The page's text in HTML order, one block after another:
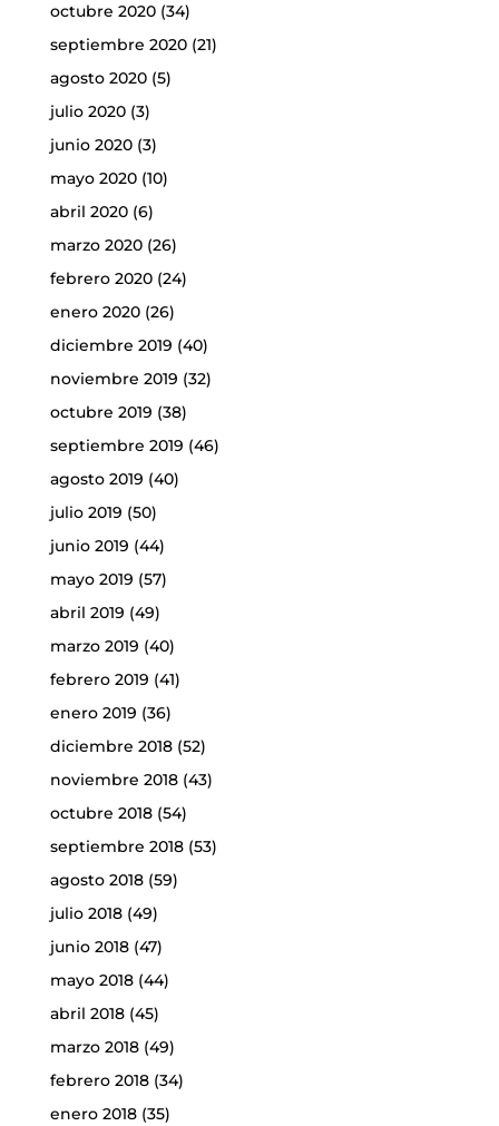
octubre 2020(34)
septiembre 2020(21)
agosto 2020(5)
julio 2020(3)
junio 2020(3)
mayo 2020(10)
abril 2020(6)
marzo 2020(26)
febrero 2020(24)
enero 2020(26)
diciembre 2019 (40)
noviembre 2019 (32)
octubre 2019 (38)
septiembre 2019 (46)
agosto 2019 (40)
julio 2019 (50)
junio 2019 (44)
mayo 2019 (57)
abril 2019 (49)
marzo 2019 (40)
febrero 2019 (41)
enero 2019 (36)
diciembre 2018(52)
noviembre 2018(43)
octubre 2018(54)
septiembre 2018(53)
agosto 2018(59)
julio 2018(49)
junio 2018(47)
mayo 2018(44)
abril 2018(45)
marzo 2018(49)
febrero 2018(34)
enero 2018(35)